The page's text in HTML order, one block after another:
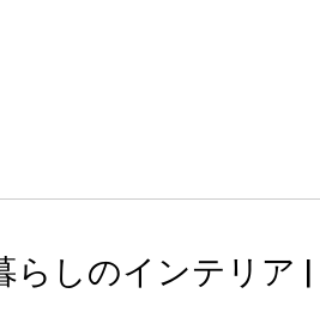
らしのインテリア